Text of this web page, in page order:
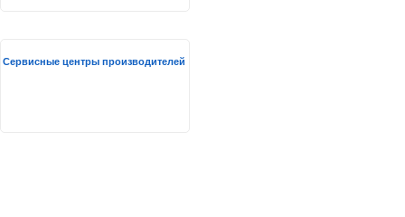
Сервисные центры производителей